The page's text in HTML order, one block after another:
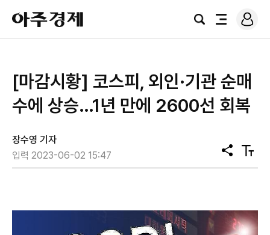
아
주
경
검
전
로
그
[마감시황] 코스피, 외인·기관 순매
수에 상승…1년 만에 2600선 회복
장수영 기자
입력 2023-06-02 15:47
공
유
텍
스